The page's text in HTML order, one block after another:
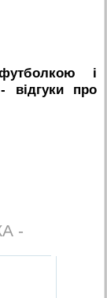
і
вiдгуки про
-